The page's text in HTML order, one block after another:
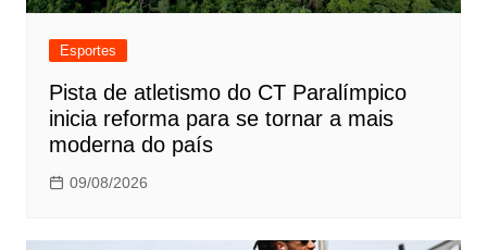
Esportes
Pista de atletismo do CT Paralímpico
inicia reforma para se tornar a mais
moderna do país
09/08/2026